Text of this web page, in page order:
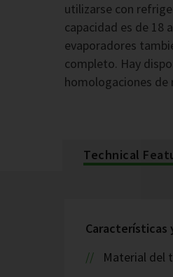
utilizarse con
capacidad es de 18
evaporadores
completo. Hay
homologaciones de
Technical
Características
Material del